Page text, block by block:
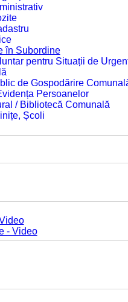
în Subordine
pentru Situații de
de Gospodărire
Persoanelor
/ Bibliotecă Comunală
Școli
- Video